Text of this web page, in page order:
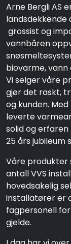
Arne Bergli AS
grossist og
vannbåren
biovarme,
Vi selger våre
gjør det raskt,
og kunden.
leverte
solid og erfaren
25 års jubileum
Våre produkter
antall VVS
hovedsakelig
installatører er
fagpersonell
gjelde.